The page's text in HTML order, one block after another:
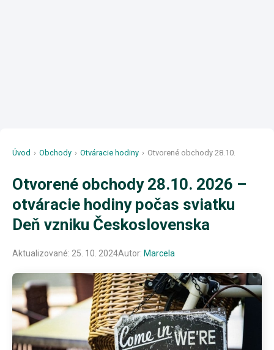
Úvod › Obchody › Otváracie hodiny › Otvorené obchody 28.10.
Otvorené obchody 28.10. 2026 –
otváracie hodiny počas sviatku
Deň vzniku Československa
Aktualizované: 25. 10. 2024Autor: Marcela